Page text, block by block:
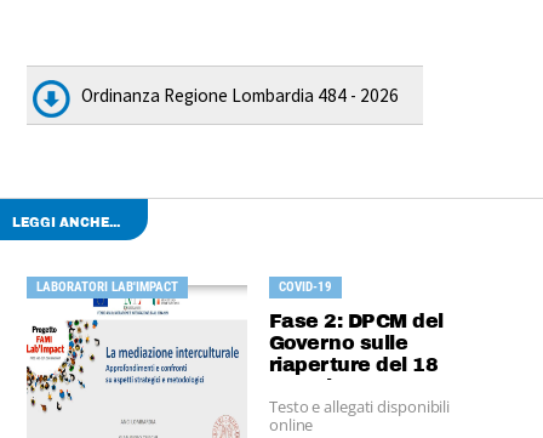
Ordinanza Regione Lombardia 484 - 2026
LEGGI ANCHE...
LABORATORI LAB'IMPACT COVID-19
Fase 2: DPCM del
Governo sulle
riaperture del 18
maggio
Testo e allegati disponibili
online